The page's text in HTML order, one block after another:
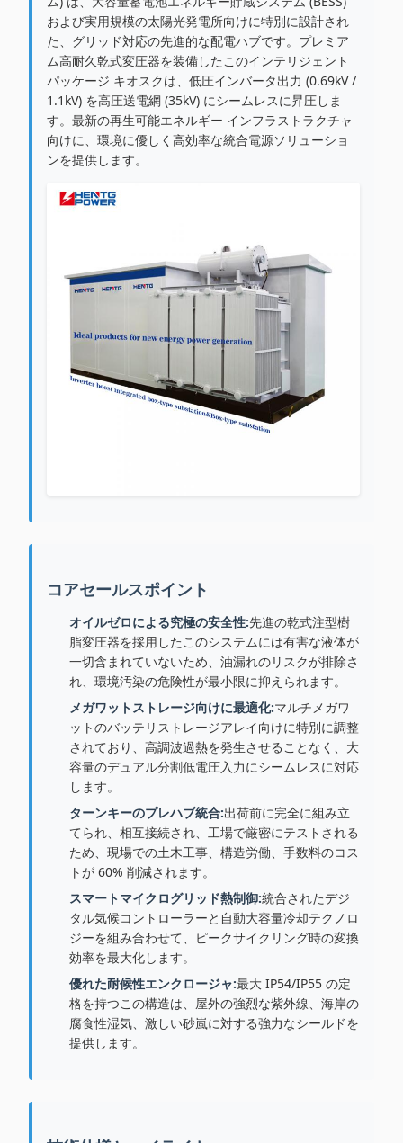
および実用規模の太陽光発電所向けに特別に設計され
た、グリッド対応の先進的な配電ハブです。プレミア
ム高耐久乾式変圧器を装備したこのインテリジェント
パッケージ キオスクは、低圧インバータ出力 (0.69kV /
1.1kV) を高圧送電網 (35kV) にシームレスに昇圧しま
す。最新の再生可能エネルギー インフラストラクチャ
向けに、環境に優しく高効率な統合電源ソリューショ
ンを提供します。
コアセールスポイント
オイルゼロによる究極の安全性:先進の乾式注型樹
脂変圧器を採用したこのシステムには有害な液体が
一切含まれていないため、油漏れのリスクが排除さ
れ、環境汚染の危険性が最小限に抑えられます。
メガワットストレージ向けに最適化:マルチメガワ
ットのバッテリストレージアレイ向けに特別に調整
されており、高調波過熱を発生させることなく、大
容量のデュアル分割低電圧入力にシームレスに対応
します。
ターンキーのプレハブ統合:出荷前に完全に組み立
てられ、相互接続され、工場で厳密にテストされる
ため、現場での土木工事、構造労働、手数料のコス
トが 60% 削減されます。
スマートマイクログリッド熱制御:統合されたデジ
タル気候コントローラーと自動大容量冷却テクノロ
ジーを組み合わせて、ピークサイクリング時の変換
効率を最大化します。
優れた耐候性エンクロージャ:最大 IP54/IP55 の定
格を持つこの構造は、屋外の強烈な紫外線、海岸の
腐食性湿気、激しい砂嵐に対する強力なシールドを
提供します。